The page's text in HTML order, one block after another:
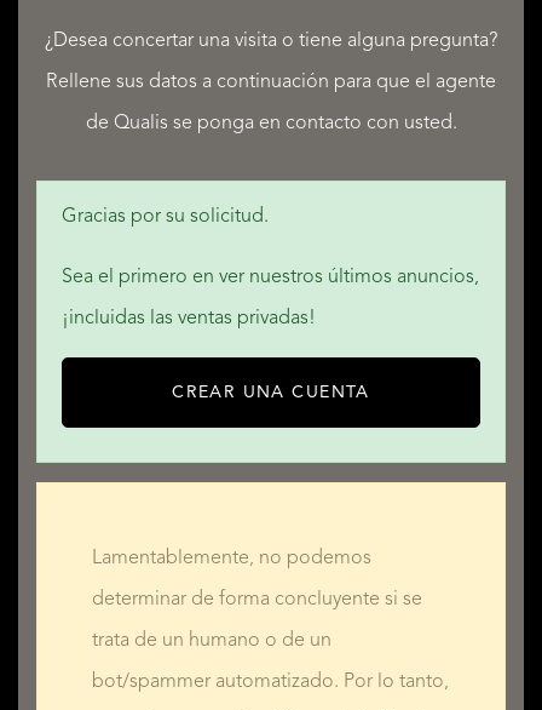
¿Desea concertar una visita o tiene alguna pregunta?
Rellene sus datos a continuación para que el agente
de Qualis se ponga en contacto con usted.
Gracias por su solicitud.
Sea el primero en ver nuestros últimos anuncios,
¡incluidas las ventas privadas!
CREAR UNA CUENTA
Lamentablemente, no podemos
determinar de forma concluyente si se
trata de un humano o de un
bot/spammer automatizado. Por lo tanto,
QUALIS INTERNATIONAL REALTY